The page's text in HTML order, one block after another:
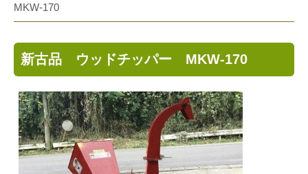
MKW-170
新古品 ウッドチッパー MKW-170